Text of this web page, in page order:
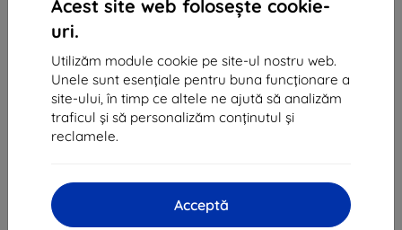
Acest site web folosește cookie-
uri.
Utilizăm module cookie pe site-ul nostru web.
Unele sunt esențiale pentru buna funcționare a
site-ului, în timp ce altele ne ajută să analizăm
traficul și să personalizăm conținutul și
reclamele.
Acceptă
Huse Case Samsung EF-VF926LBEGWW Z Fold 3
black Leather Cover (EF-VF926LBEGWW)
Descrierea și specificațiile
296 lei